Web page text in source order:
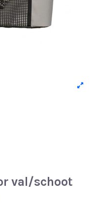
val/schoot